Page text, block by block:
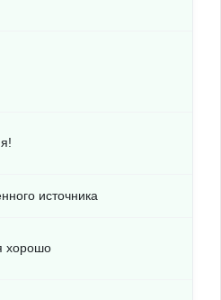
источника
хорошо